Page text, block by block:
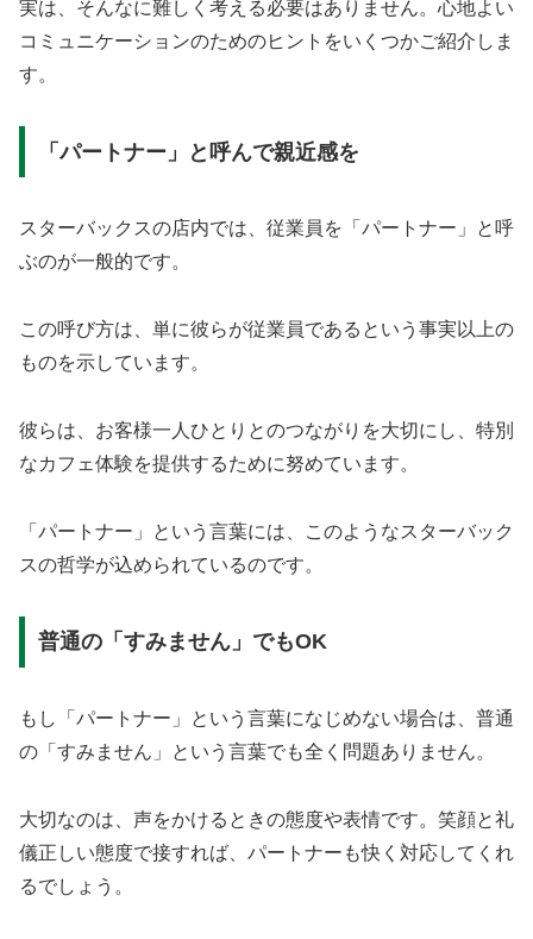
実は、そんなに難しく考える必要はありません。心地よい
コミュニケーションのためのヒントをいくつかご紹介しま
す。
「パートナー」と呼んで親近感を
スターバックスの店内では、従業員を「パートナー」と呼
ぶのが一般的です。
この呼び方は、単に彼らが従業員であるという事実以上の
ものを示しています。
彼らは、お客様一人ひとりとのつながりを大切にし、特別
なカフェ体験を提供するために努めています。
「パートナー」という言葉には、このようなスターバック
スの哲学が込められているのです。
普通の「すみません」でもOK
もし「パートナー」という言葉になじめない場合は、普通
の「すみません」という言葉でも全く問題ありません。
大切なのは、声をかけるときの態度や表情です。笑顔と礼
儀正しい態度で接すれば、パートナーも快く対応してくれ
るでしょう。